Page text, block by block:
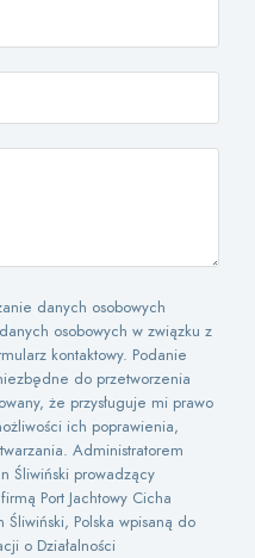
danych osobowych
osobowych w związku z
kontaktowy. Podanie
do przetworzenia
że przysługuje mi prawo
ich poprawienia,
Administratorem
Śliwiński prowadzący
Port Jachtowy Cicha
Śliwiński, Polska wpisaną do
o Działalności